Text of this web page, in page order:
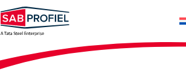
naar
de
inhoud